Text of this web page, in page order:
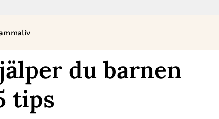
du barnen
tips